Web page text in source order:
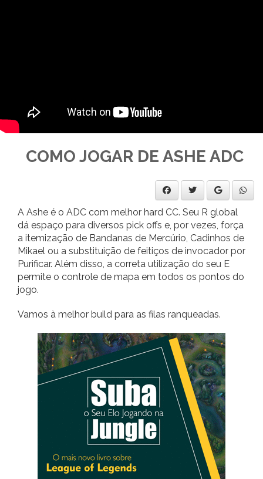
COMO JOGAR DE ASHE ADC
A Ashe é o ADC com melhor hard CC. Seu R global
dá espaço para diversos pick offs e, por vezes, força
a itemização de Bandanas de Mercúrio, Cadinhos de
Mikael ou a substituição de feitiços de invocador por
Purificar. Além disso, a correta utilização do seu E
permite o controle de mapa em todos os pontos do
jogo.
Vamos à melhor build para as filas ranqueadas.